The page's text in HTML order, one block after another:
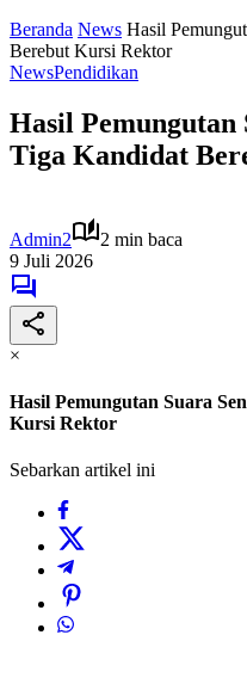
Beranda News Hasil
Berebut Kursi Rektor
NewsPendidikan
Hasil Pemungutan
Tiga Kandidat
Admin2
2 min baca
9 Juli 2026
×
Hasil Pemungutan Suara
Kursi Rektor
Sebarkan artikel ini